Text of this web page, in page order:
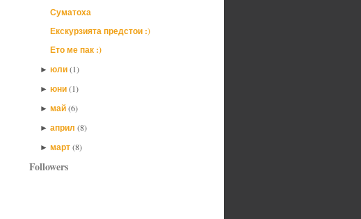
Суматоха
Екскурзията предстои :)
Ето ме пак :)
► юли(1)
► юни(1)
► май(6)
► април (8)
► март(8)
Followers